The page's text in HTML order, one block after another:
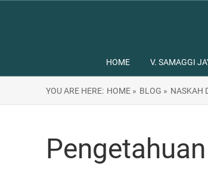
HOME V. SAMAGGI
YOU ARE HERE: HOME » BLOG » NASKAH
Pengetahuan